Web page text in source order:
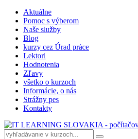
Aktuálne
Pomoc s výberom
Naše služby
Blog
kurzy cez Úrad práce
Lektori
Hodnotenia
Zľavy
všetko o kurzoch
Informácie, o nás
Strážny pes
Kontakty